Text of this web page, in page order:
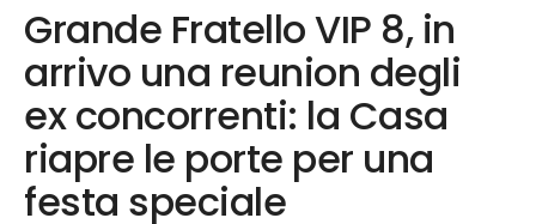
Grande Fratello VIP 8, in
arrivo una reunion degli
ex concorrenti: la Casa
riapre le porte per una
festa speciale